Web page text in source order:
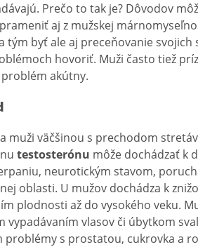
Prečo to tak je? Dôvodov
aj z mužskej
tým byť ale aj preceňovanie
hovoriť. Muži často tiež
akútny.
muži väčšinou s prechodom
testosterónu môže dochádzať k
neurotickým stavom,
oblasti. U mužov dochádza k
plodnosti až do vysokého veku.
vypadávaním vlasov či úbytkom
s prostatou, cukrovka a